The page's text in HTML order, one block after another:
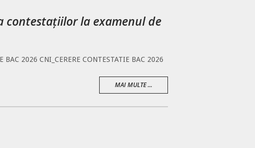
contestațiilor la examenul de
2026 CNI_CERERE CONTESTATIE BAC 2026
MAI MULTE ...